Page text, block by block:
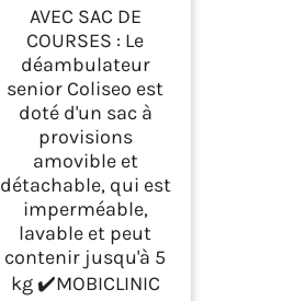
AVEC SAC DE
COURSES : Le
déambulateur
senior Coliseo est
doté d'un sac à
provisions
amovible et
détachable, qui est
imperméable,
lavable et peut
contenir jusqu'à 5
kg ✔️MOBICLINIC